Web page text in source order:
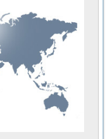
стенда для измерения
для построения картины
показателей
управления источником
амперных характеристик
нано-, фемто-,
по измерению временных
комплекс на базе
и оптимизации тепловой
функциональных
создания экономичного
макрочастиц в